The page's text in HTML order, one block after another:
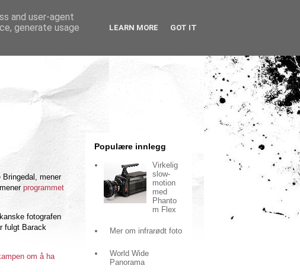
mener
programmet
fotografen
fulgt Barack
om å ha
Populære innlegg
Virkelig
slow-
motion
med
Phanto
m Flex
Mer om infrarødt foto
World Wide
Panorama
and user-agent
generate usage
LEARN MORE GOT IT